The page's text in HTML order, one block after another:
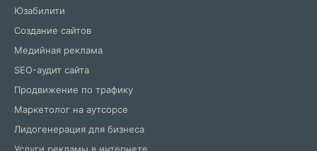
Юзабилити
Создание сайтов
Медийная реклама
SEO-аудит сайта
Продвижение по трафику
Маркетолог на аутсорсе
Лидогенерация для бизнеса